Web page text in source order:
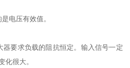
电压有效值。
器要求负载的阻抗恒定。输入信号一定
化很大。